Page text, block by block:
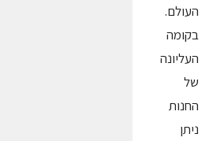
העולם.
בקומה
העליונה
של
החנות
ניתן